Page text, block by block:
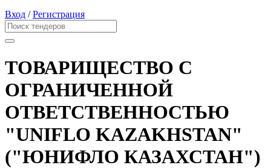
Вход /Регистрация
ТОВАРИЩЕСТВО С
ОГРАНИЧЕННОЙ
ОТВЕТСТВЕННОСТЬЮ
"UNIFLO KAZAKHSTAN"
("ЮНИФЛО КАЗАХСТАН")